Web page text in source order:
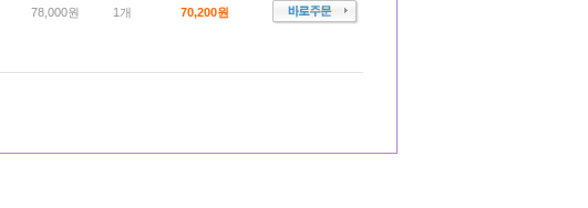
78,000원 1개 70,200원